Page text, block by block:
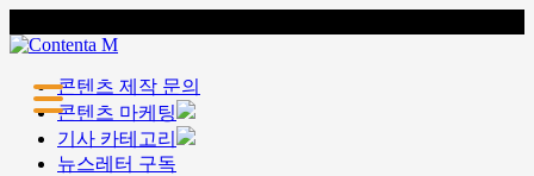
콘텐츠 제작 문의
콘텐츠 마케팅
기사 카테고리
뉴스레터 구독